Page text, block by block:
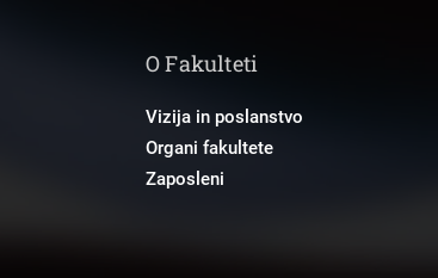
O Fakulteti
Vizija in poslanstvo
Organi fakultete
Zaposleni